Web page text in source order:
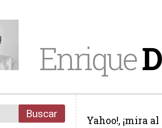
Enrique
Yahoo!, ¡mira
Buscar